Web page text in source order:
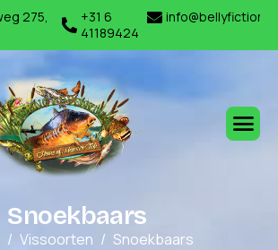
275,
+31 6
41189424
Snoekbaars
Vissoorten Snoekbaars